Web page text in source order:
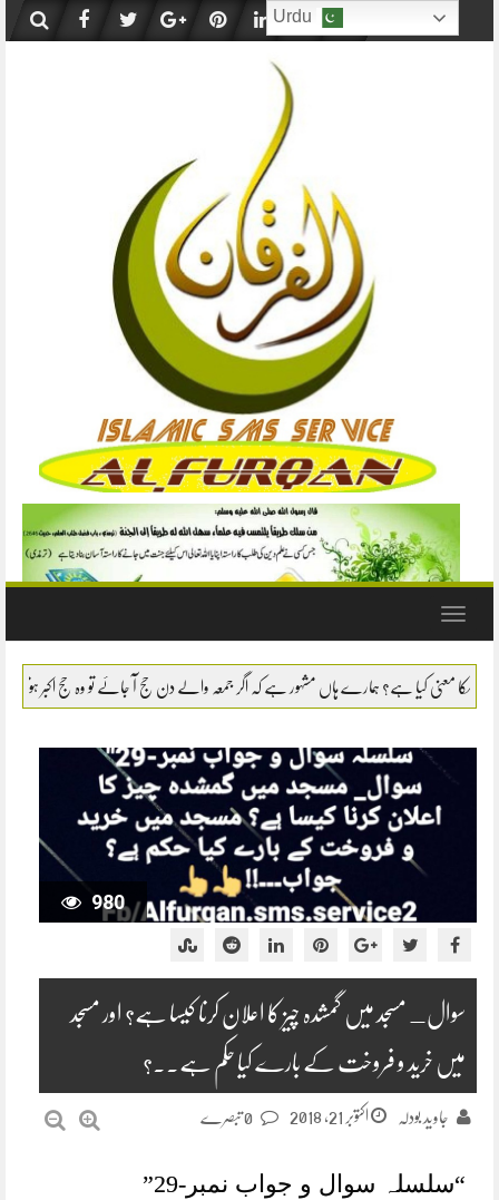
content
Toggle
سوال- نماز میں سانپ یا بچھو وغیرہ کو مارنا یا اشارتاً کسی کام سے روکنا
980
سوال_ مسجد میں گمشدہ چیز کا اعلان کرنا کیسا ہے؟ اور مسجد
میں خرید و فروخت کے بارے کیا حکم ہے..؟
جاوید بودلہ اکتوبر 21, 2018
“سلسلہ سوال و جواب نمبر-29”